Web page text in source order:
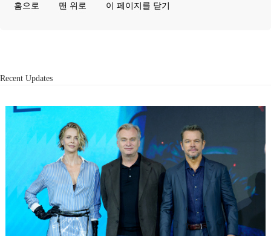
홈으로 맨 위로 이 페이지를 닫기
Recent Updates